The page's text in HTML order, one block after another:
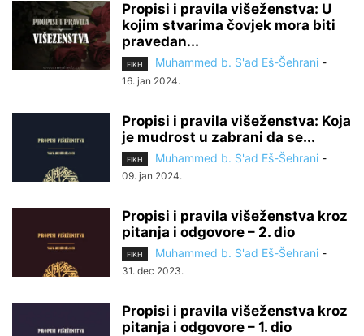
Propisi i pravila višeženstva: U
kojim stvarima čovjek mora biti
pravedan...
FIKH Muhammed b. S'ad Eš-Šehrani -
16. jan 2024.
Propisi i pravila višeženstva: Koja
je mudrost u zabrani da se...
FIKH Muhammed b. S'ad Eš-Šehrani -
09. jan 2024.
Propisi i pravila višeženstva kroz
pitanja i odgovore – 2. dio
FIKH Muhammed b. S'ad Eš-Šehrani -
31. dec 2023.
Propisi i pravila višeženstva kroz
pitanja i odgovore – 1. dio